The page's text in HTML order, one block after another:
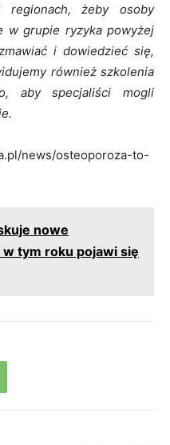
żeby osoby
w grupie ryzyka powyżej
i dowiedzieć się,
również szkolenia
aby specjaliści mogli
news/osteoporoza-to-
nowe
tym roku pojawi się